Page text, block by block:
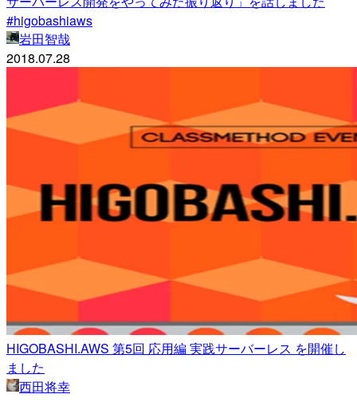
#higobashiaws
岩田智哉
2018.07.28
HIGOBASHI.AWS 第5回 応用編 実践サーバーレス を開催し
ました
西田将幸